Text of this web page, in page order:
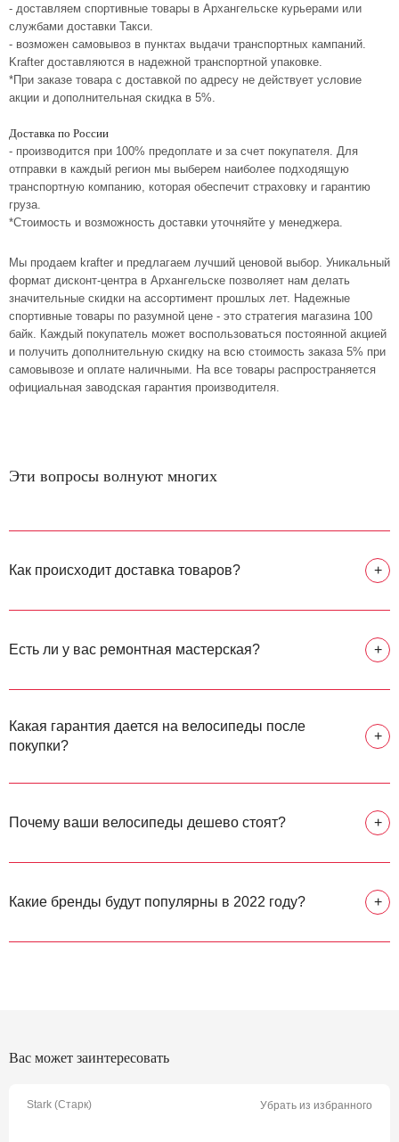
- доставляем спортивные товары в Архангельске курьерами или
службами доставки Такси.
- возможен самовывоз в пунктах выдачи транспортных кампаний.
Krafter доставляются в надежной транспортной упаковке.
*При заказе товара с доставкой по адресу не действует условие
акции и дополнительная скидка в 5%.
Доставка по России
- производится при 100% предоплате и за счет покупателя. Для
отправки в каждый регион мы выберем наиболее подходящую
транспортную компанию, которая обеспечит страховку и гарантию
груза.
*Стоимость и возможность доставки уточняйте у менеджера.
Мы продаем krafter и предлагаем лучший ценовой выбор. Уникальный
формат дисконт-центра в Архангельске позволяет нам делать
значительные скидки на ассортимент прошлых лет. Надежные
спортивные товары по разумной цене - это стратегия магазина 100
байк. Каждый покупатель может воспользоваться постоянной акцией
и получить дополнительную скидку на всю стоимость заказа 5% при
самовывозе и оплате наличными. На все товары распространяется
официальная заводская гарантия производителя.
Эти вопросы волнуют многих
Как происходит доставка товаров? +
Есть ли у вас ремонтная мастерская? +
Какая гарантия дается на велосипеды после
покупки?
+
Почему ваши велосипеды дешево стоят? +
Какие бренды будут популярны в 2022 году? +
Вас может заинтересовать
Stark (Старк) Убрать из избранного